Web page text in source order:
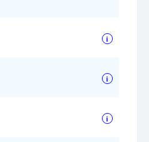
i
i
i